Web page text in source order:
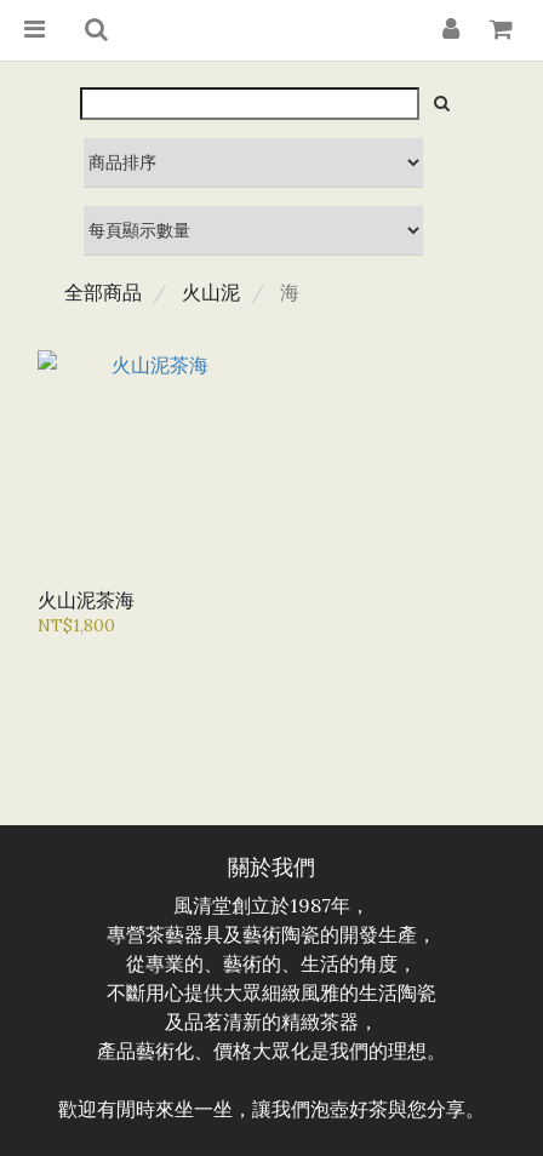
全部商品 火山泥 海
火山泥茶海
NT$1,800
關於我們
風清堂創立於1987年，
專營茶藝器具及藝術陶瓷的開發生產，
從專業的、藝術的、生活的角度，
不斷用心提供大眾細緻風雅的生活陶瓷
及品茗清新的精緻茶器，
產品藝術化、價格大眾化是我們的理想。
歡迎有閒時來坐一坐，讓我們泡壺好茶與您分享。